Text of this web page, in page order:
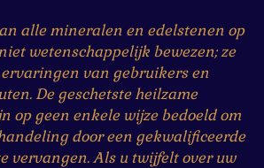
alle mineralen en edelstenen op
wetenschappelijk bewezen; ze
van gebruikers en
De geschetste heilzame
op geen enkele wijze bedoeld om
door een gekwalificeerde
vervangen. Als u twijfelt over uw